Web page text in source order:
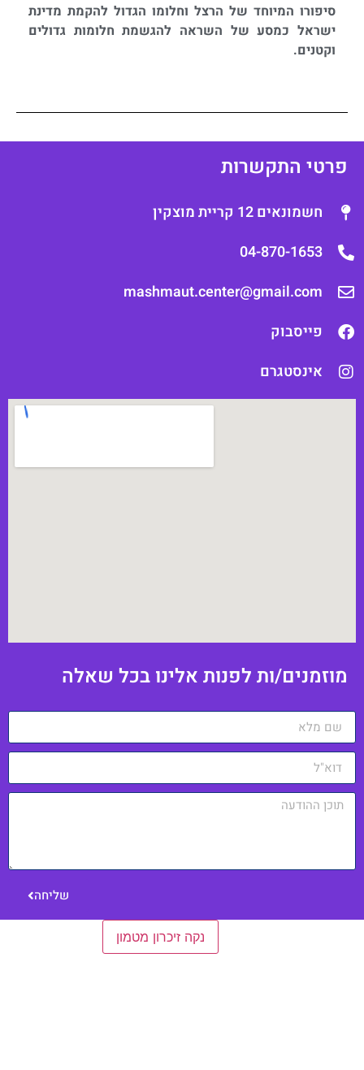
סיפורו המיוחד של הרצל וחלומו הגדול להקמת מדינת
ישראל כמסע של השראה להגשמת חלומות גדולים
וקטנים.
התקשרות
חשמונאים 12 קריית מוצקין
04-870-1653
mashmaut.center@gmail.com
פייסבוק
אינסטגרם
ות לפנות אלינו בכל שאלה
שליחה
נקה זיכרון מטמון